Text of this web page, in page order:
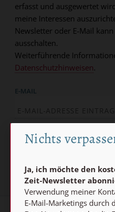
erfasst und ausgewertet
meine Interessen
Newsletter oder E-Mail
ausschalten.
Weiterführende
Datenschutzhinweisen.
E-MAIL
Nichts
Ja, ich möchte den
Zeit-Newsletter
Verwendung meiner
E-Mail-Marketings durch